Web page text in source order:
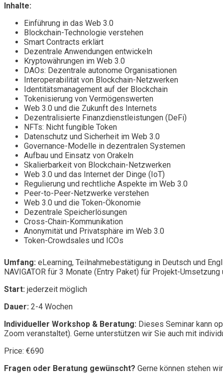
Inhalte:
Einführung in das Web 3.0
Blockchain-Technologie verstehen
Smart Contracts erklärt
Dezentrale Anwendungen entwickeln
Kryptowährungen im Web 3.0
DAOs: Dezentrale autonome Organisationen
Interoperabilität von Blockchain-Netzwerken
Identitätsmanagement auf der Blockchain
Tokenisierung von Vermögenswerten
Web 3.0 und die Zukunft des Internets
Dezentralisierte Finanzdienstleistungen (DeFi)
NFTs: Nicht fungible Token
Datenschutz und Sicherheit im Web 3.0
Governance-Modelle in dezentralen Systemen
Aufbau und Einsatz von Orakeln
Skalierbarkeit von Blockchain-Netzwerken
Web 3.0 und das Internet der Dinge (IoT)
Regulierung und rechtliche Aspekte im Web 3.0
Peer-to-Peer-Netzwerke verstehen
Web 3.0 und die Token-Ökonomie
Dezentrale Speicherlösungen
Cross-Chain-Kommunikation
Anonymität und Privatsphäre im Web 3.0
Token-Crowdsales und ICOs
Umfang: eLearning, Teilnahmebestätigung in Deutsch und
NAVIGATOR für 3 Monate (Entry Paket) für Projekt-
Start: jederzeit möglich
Dauer: 2-4 Wochen
Individueller Workshop & Beratung: Dieses Seminar kann
Zoom veranstaltet). Gerne unterstützen wir Sie auch mit
Price: €690
Fragen oder Beratung gewünscht? Gerne können stehen